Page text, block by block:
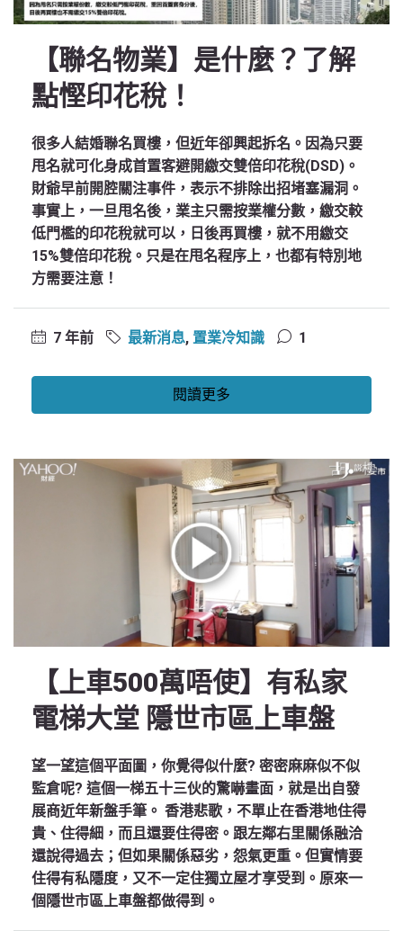
【聯名物業】是什麼？了解
點慳印花稅！
很多人結婚聯名買樓，但近年卻興起拆名。因為只要
甩名就可化身成首置客避開繳交雙倍印花稅(DSD)。
財爺早前開腔關注事件，表示不排除出招堵塞漏洞。
事實上，一旦甩名後，業主只需按業權分數，繳交較
低門檻的印花稅就可以，日後再買樓，就不用繳交
15%雙倍印花稅。只是在甩名程序上，也都有特別地
方需要注意！
7 年前 最新消息, 置業冷知識 1
閱讀更多
【上車500萬唔使】有私家
電梯大堂 隱世市區上車盤
望一望這個平面圖，你覺得似什麼? 密密麻麻似不似
監倉呢? 這個一梯五十三伙的驚嚇畫面，就是出自發
展商近年新盤手筆。 香港悲歌，不單止在香港地住得
貴、住得細，而且還要住得密。跟左鄰右里關係融洽
還說得過去；但如果關係惡劣，怨氣更重。但實情要
住得有私隱度，又不一定住獨立屋才享受到。原來一
個隱世市區上車盤都做得到。